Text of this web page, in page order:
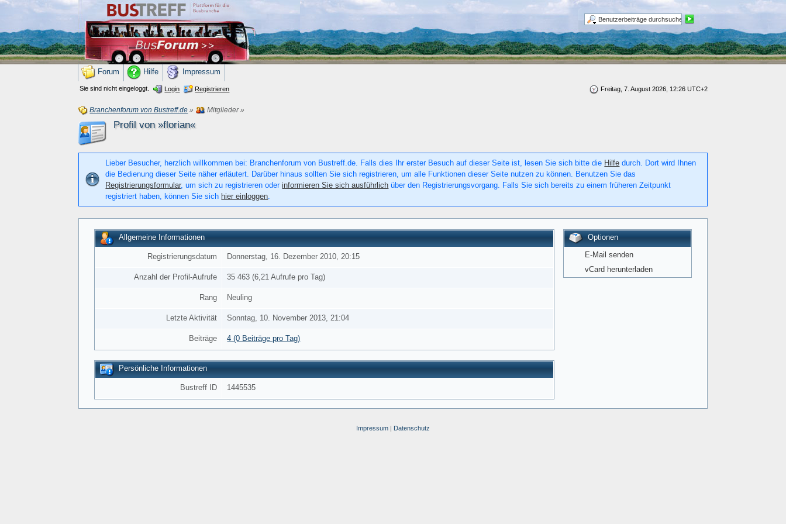
Forum Hilfe Impressum
Freitag, 7. August 2026, 12:26 UTC+2
Sie sind nicht eingeloggt. Login Registrieren
Branchenforum von Bustreff.de » Mitglieder»
Profil von »florian«
Lieber Besucher, herzlich willkommen bei: Branchenforum von Bustreff.de. Falls dies Ihr erster Besuch auf dieser Seite ist, lesen Sie sich bitte die Hilfe durch. Dort wird Ihnen
die Bedienung dieser Seite näher erläutert. Darüber hinaus sollten Sie sich registrieren, um alle Funktionen dieser Seite nutzen zu können. Benutzen Sie das
Registrierungsformular, um sich zu registrieren oderinformieren Sie sich ausführlich über den Registrierungsvorgang. Falls Sie sich bereits zu einem früheren Zeitpunkt
registriert haben, können Sie sich hier einloggen.
Optionen
E-Mail senden
vCard herunterladen
Allgemeine Informationen
Registrierungsdatum Donnerstag, 16. Dezember 2010, 20:15
Anzahl der Profil-Aufrufe 35 463 (6,21 Aufrufe pro Tag)
Rang Neuling
Letzte Aktivität Sonntag, 10. November 2013, 21:04
Beiträge 4 (0 Beiträge pro Tag)
Persönliche Informationen
Bustreff ID 1445535
Impressum | Datenschutz